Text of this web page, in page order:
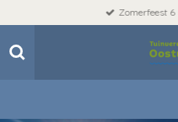
naar
hoofdinhoud
Zomerfeest